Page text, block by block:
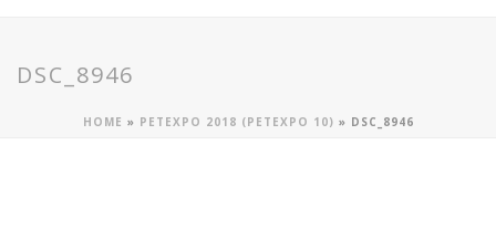
DSC_8946
HOME » PETEXPO 2018 (PETEXPO 10) » DSC_8946